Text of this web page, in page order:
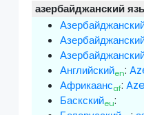
азербайджанский
Английскийen:
Африкаансaf:
Баскскийeu: